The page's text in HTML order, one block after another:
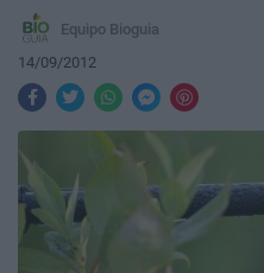
Equipo Bioguia
14/09/2012